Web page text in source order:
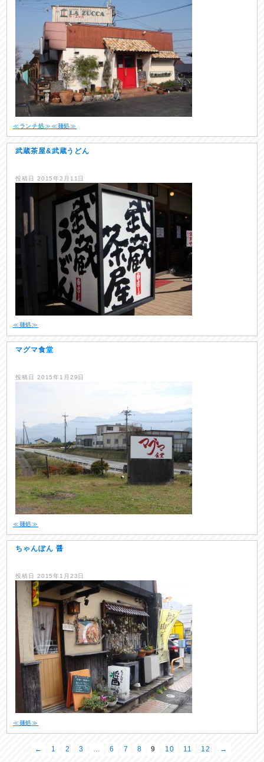
≪ランチ処≫≪麺処≫
武蔵茶屋&武蔵うどん
投稿日 2015年2月11日
≪麺処≫
マグマ食堂
投稿日 2015年1月29日
≪麺処≫
ちゃんぽん 醤
投稿日 2015年1月23日
≪麺処≫
← 1 2 3 … 6 7 8 9 10 11 12 →